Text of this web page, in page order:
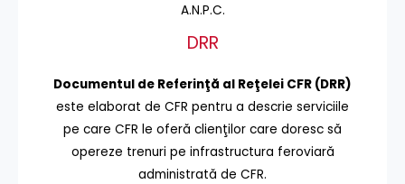
A.N.P.C.
DRR
Documentul de Referinţă al Reţelei CFR (DRR)
este elaborat de CFR pentru a descrie serviciile
pe care CFR le oferă clienţilor care doresc să
opereze trenuri pe infrastructura feroviară
administrată de CFR.